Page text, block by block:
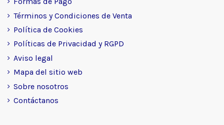
Términos y Condiciones de Venta
Política de Cookies
Políticas de Privacidad y RGPD
Aviso legal
Mapa del sitio web
Sobre nosotros
Contáctanos